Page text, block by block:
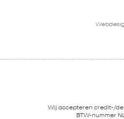
Wij accepteren credit-/
BTW-nummer